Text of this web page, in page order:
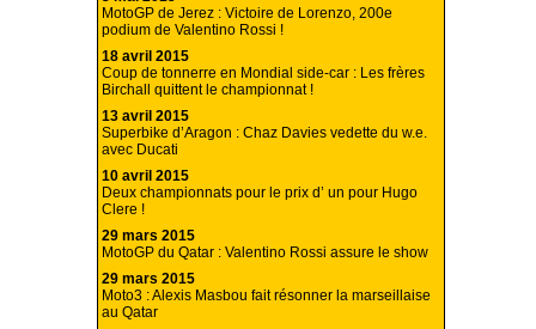
MotoGP de Jerez : Victoire de Lorenzo, 200e
podium de Valentino Rossi !
18 avril 2015
Coup de tonnerre en Mondial side-car : Les frères
Birchall quittent le championnat !
13 avril 2015
Superbike d’Aragon : Chaz Davies vedette du w.e.
avec Ducati
10 avril 2015
Deux championnats pour le prix d’ un pour Hugo
Clere !
29 mars 2015
MotoGP du Qatar : Valentino Rossi assure le show
29 mars 2015
Moto3 : Alexis Masbou fait résonner la marseillaise
au Qatar